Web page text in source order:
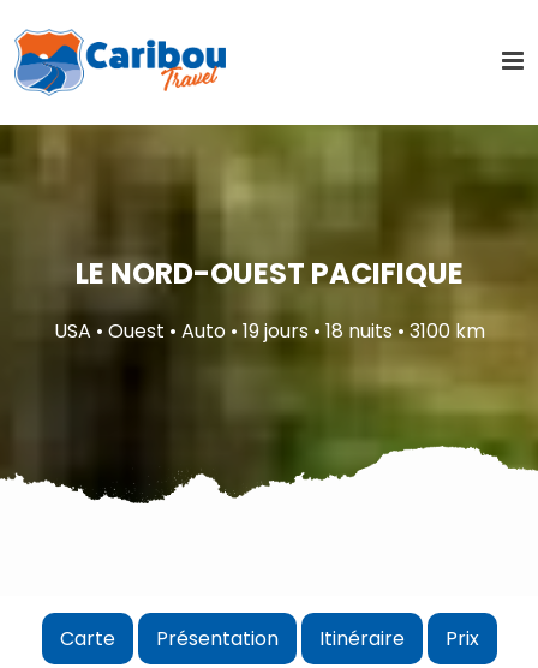
LE NORD-OUEST PACIFIQUE
USA • Ouest • Auto • 19 jours • 18 nuits • 3100 km
Carte Présentation Itinéraire Prix